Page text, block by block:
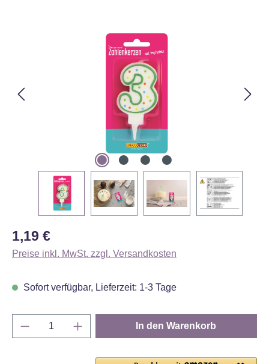
Regulärer Preis:
1,19 €
Preise inkl. MwSt. zzgl. Versandkosten
Sofort verfügbar, Lieferzeit: 1-3 Tage
Produkt Anzahl: Gib den gewünschten
In den Warenkorb